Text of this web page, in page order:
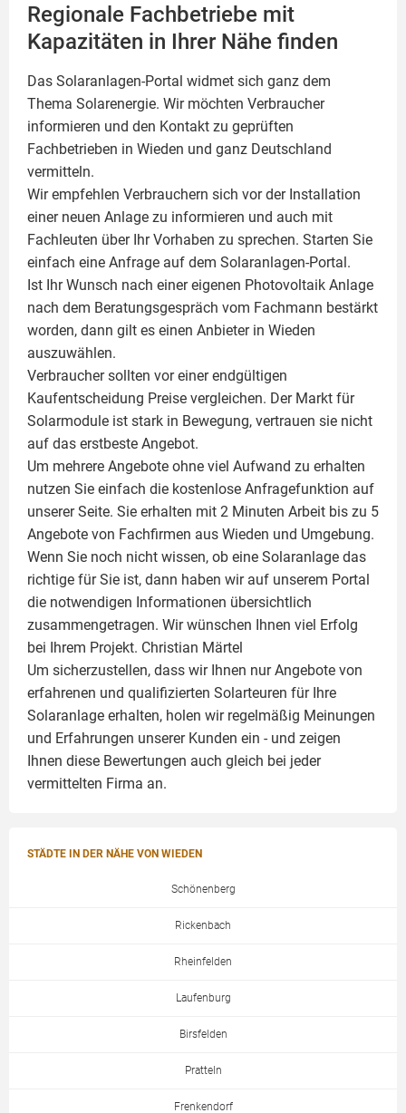
Regionale Fachbetriebe mit
Kapazitäten in Ihrer Nähe finden
Das Solaranlagen-Portal widmet sich ganz dem
Thema Solarenergie. Wir möchten Verbraucher
informieren und den Kontakt zu geprüften
Fachbetrieben in Wieden und ganz Deutschland
vermitteln.
Wir empfehlen Verbrauchern sich vor der Installation
einer neuen Anlage zu informieren und auch mit
Fachleuten über Ihr Vorhaben zu sprechen. Starten Sie
einfach eine Anfrage auf dem Solaranlagen-Portal.
Ist Ihr Wunsch nach einer eigenen Photovoltaik Anlage
nach dem Beratungsgespräch vom Fachmann bestärkt
worden, dann gilt es einen Anbieter in Wieden
auszuwählen.
Verbraucher sollten vor einer endgültigen
Kaufentscheidung Preise vergleichen. Der Markt für
Solarmodule ist stark in Bewegung, vertrauen sie nicht
auf das erstbeste Angebot.
Um mehrere Angebote ohne viel Aufwand zu erhalten
nutzen Sie einfach die kostenlose Anfragefunktion auf
unserer Seite. Sie erhalten mit 2 Minuten Arbeit bis zu 5
Angebote von Fachfirmen aus Wieden und Umgebung.
Wenn Sie noch nicht wissen, ob eine Solaranlage das
richtige für Sie ist, dann haben wir auf unserem Portal
die notwendigen Informationen übersichtlich
zusammengetragen. Wir wünschen Ihnen viel Erfolg
bei Ihrem Projekt. Christian Märtel
Um sicherzustellen, dass wir Ihnen nur Angebote von
erfahrenen und qualifizierten Solarteuren für Ihre
Solaranlage erhalten, holen wir regelmäßig Meinungen
und Erfahrungen unserer Kunden ein - und zeigen
Ihnen diese Bewertungen auch gleich bei jeder
vermittelten Firma an.
STÄDTE IN DER NÄHE VON WIEDEN
Schönenberg
Rickenbach
Rheinfelden
Laufenburg
Birsfelden
Pratteln
Frenkendorf